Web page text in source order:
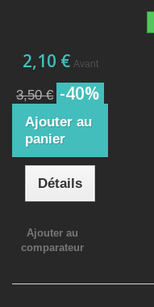
2,10 € Avant
3,50 € -40%
Ajouter au
panier
Détails
Ajouter au
comparateur